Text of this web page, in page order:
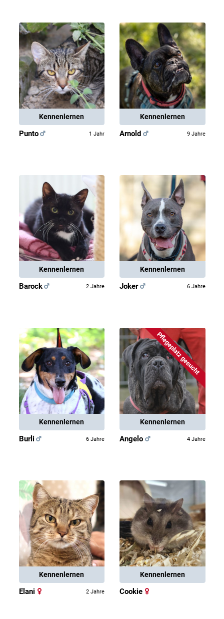
Kennenlernen
Punto 1 Jahr
Kennenlernen
Arnold 9 Jahre
Kennenlernen
Barock 2 Jahre
Kennenlernen
Joker 6 Jahre
Kennenlernen
Burli 6 Jahre
Pflegeplatz gesucht
Kennenlernen
Angelo 4 Jahre
Kennenlernen
Elani 2 Jahre
Kennenlernen
Cookie